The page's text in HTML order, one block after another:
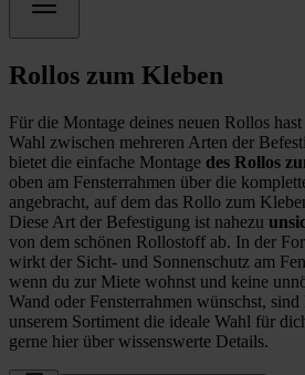
Rollos zum Kleben
Für die Montage deines neuen Rollos
Wahl zwischen mehreren Arten der
bietet die einfache Montage des Rollos
oben am Fensterrahmen über die
angebracht, auf dem das Rollo zum
Diese Art der Befestigung ist nahezu
von dem schönen Rollostoff ab. In der
wirkt der Sicht- und Sonnenschutz am
wenn du zur Miete wohnst und keine
Wand oder Fensterrahmen wünschst,
unserem Sortiment die ideale Wahl für
gerne hier über wissenswerte Details.